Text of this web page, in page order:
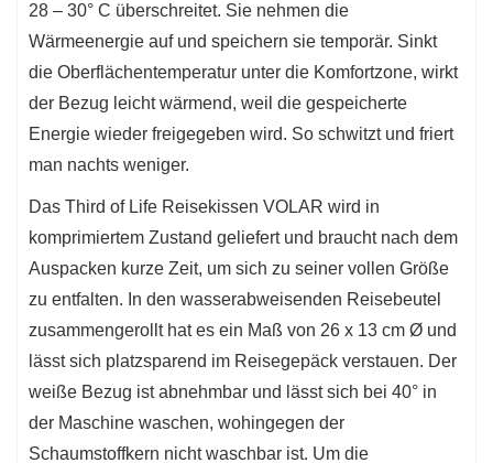
28 – 30° C überschreitet. Sie nehmen die
Wärmeenergie auf und speichern sie temporär. Sinkt
die Oberflächentemperatur unter die Komfortzone, wirkt
der Bezug leicht wärmend, weil die gespeicherte
Energie wieder freigegeben wird. So schwitzt und friert
man nachts weniger.
Das Third of Life Reisekissen VOLAR wird in
komprimiertem Zustand geliefert und braucht nach dem
Auspacken kurze Zeit, um sich zu seiner vollen Größe
zu entfalten. In den wasserabweisenden Reisebeutel
zusammengerollt hat es ein Maß von 26 x 13 cm Ø und
lässt sich platzsparend im Reisegepäck verstauen. Der
weiße Bezug ist abnehmbar und lässt sich bei 40° in
der Maschine waschen, wohingegen der
Schaumstoffkern nicht waschbar ist. Um die